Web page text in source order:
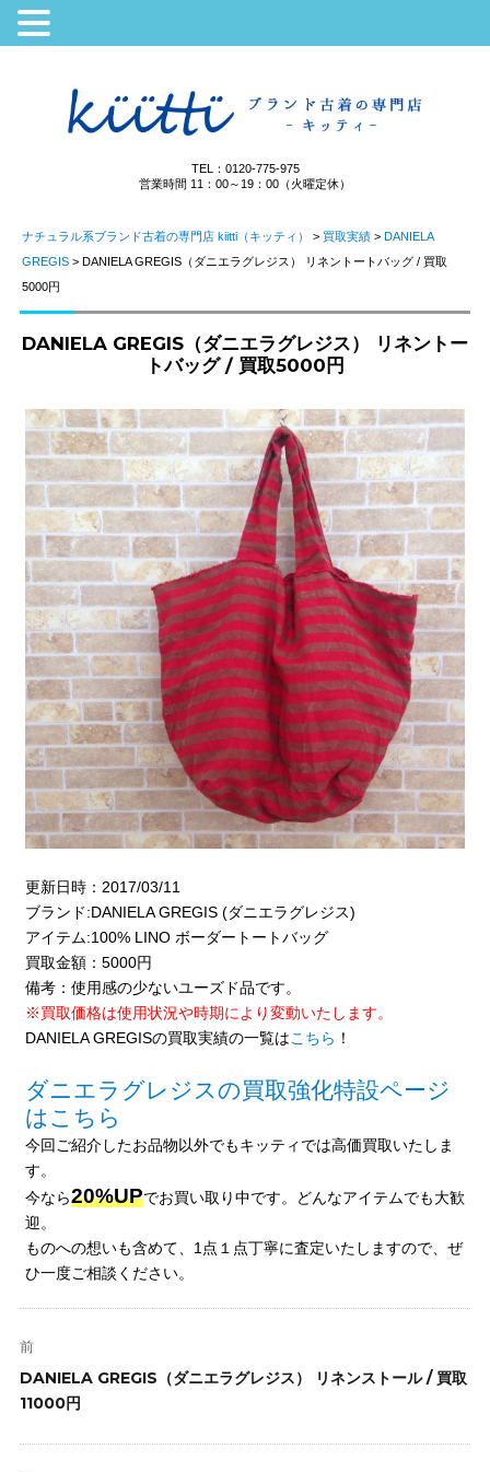
TEL：0120-775-975
営業時間 11：00～19：00（火曜定休）
ナチュラル系ブランド古着の専門店 kiitti（キッティ） > 買取実績 > DANIELA
GREGIS > DANIELA GREGIS（ダニエラグレジス） リネントートバッグ / 買取
5000円
DANIELA GREGIS（ダニエラグレジス） リネントー
トバッグ / 買取5000円
更新日時：2017/03/11
ブランド:DANIELA GREGIS (ダニエラグレジス)
アイテム:100% LINO ボーダートートバッグ
買取金額：5000円
備考：使用感の少ないユーズド品です。
※買取価格は使用状況や時期により変動いたします。
DANIELA GREGISの買取実績の一覧はこちら ！
ダニエラグレジスの買取強化特設ページ
はこちら
今回ご紹介したお品物以外でもキッティでは高価買取いたしま
す。
今なら20%UPでお買い取り中です。どんなアイテムでも大歓
迎。
ものへの想いも含めて、1点１点丁寧に査定いたしますので、ぜ
ひ一度ご相談ください。
稿
ナ
ビ
ー
前
前
の
DANIELA GREGIS（ダニエラグレジス） リネンストール / 買取
11000円